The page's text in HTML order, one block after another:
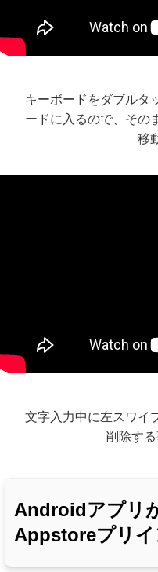
キーボードをダブルタ
ードに入るので、その
移
文字入力中に左スワイ
削除する
Androidアプリ
Appstoreプリ